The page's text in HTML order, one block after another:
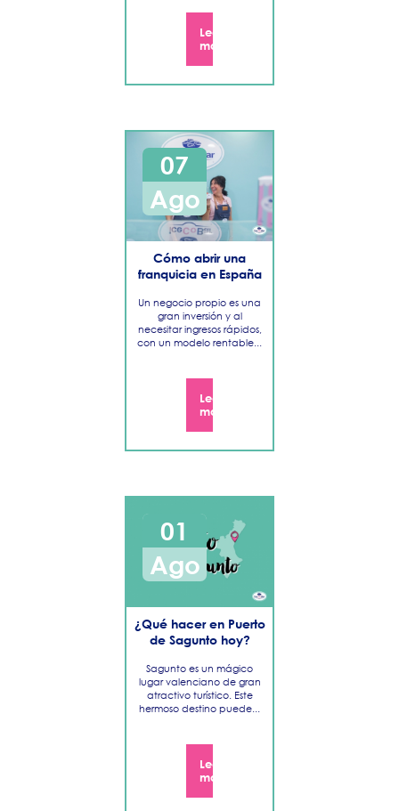
Leer
más
07
Ago
Cómo abrir una
franquicia en España
Un negocio propio es una
gran inversión y al
necesitar ingresos rápidos,
con un modelo rentable...
Leer
más
01
Ago
¿Qué hacer en Puerto
de Sagunto hoy?
Sagunto es un mágico
lugar valenciano de gran
atractivo turístico. Este
hermoso destino puede...
Leer
más